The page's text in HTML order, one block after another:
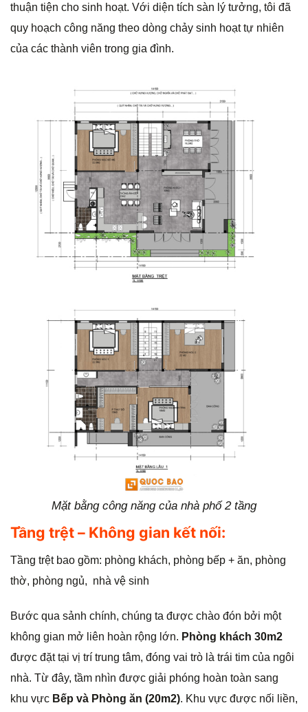
thuận tiện cho sinh hoạt. Với diện tích sàn lý tưởng, tôi đã
quy hoạch công năng theo dòng chảy sinh hoạt tự nhiên
của các thành viên trong gia đình.
Mặt bằng công năng của nhà phố 2 tầng
Tầng trệt – Không gian kết nối:
Tầng trệt bao gồm: phòng khách, phòng bếp + ăn, phòng
thờ, phòng ngủ, nhà vệ sinh
Bước qua sảnh chính, chúng ta được chào đón bởi một
không gian mở liên hoàn rộng lớn. Phòng khách 30m2
được đặt tại vị trí trung tâm, đóng vai trò là trái tim của ngôi
nhà. Từ đây, tầm nhìn được giải phóng hoàn toàn sang
khu vực Bếp và Phòng ăn (20m2). Khu vực được nối liền,